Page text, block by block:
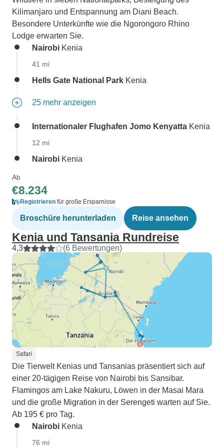
Kilimanjaro und Entspannung am Diani Beach.
Besondere Unterkünfte wie die Ngorongoro Rhino
Lodge erwarten Sie.
Nairobi Kenia
41 mi
Hells Gate National Park Kenia
25 mehr anzeigen
Internationaler Flughafen Jomo Kenyatta Kenia
12 mi
Nairobi Kenia
Ab
€8.234
Registrieren für große Ersparnisse
Broschüre herunterladen Reise ansehen
Kenia und Tansania Rundreise
4,3 (6 Bewertungen)
Safari
Die Tierwelt Kenias und Tansanias präsentiert sich auf
einer 20-tägigen Reise von Nairobi bis Sansibar.
Flamingos am Lake Nakuru, Löwen in der Masai Mara
und die große Migration in der Serengeti warten auf Sie.
Ab 195 € pro Tag.
Nairobi Kenia
76 mi